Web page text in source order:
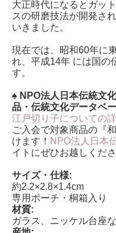
大正時代になるとガッ
スの研磨技法が開発さ
いきました。
現在では、昭和60年に
れ、平成14年 には国の
す。
♠ NPO法人日本伝統文
品・伝統文化データベー
江戸切り子についての
ご入会で対象商品の『
けます！ NPO法人日本
イトにぜひお越しくださ
サイズ・仕様:
約2.2×2.8×1.4cm
専用ポーチ・桐箱入り
材質:
ガラス、ニッケル台座